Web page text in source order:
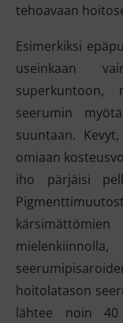
tehoavaan
Esimerkiksi
useinkaan
seerumin
suuntaan.
omiaan
iho pärjäisi
hoitolatason
lähtee noin